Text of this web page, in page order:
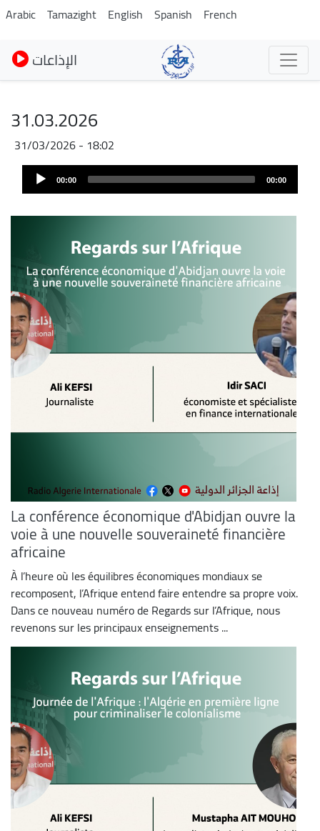
Skip
to
main
content
Arabic Tamazight English Spanish French
الإذاعات
31.03.2026
31/03/2026 - 18:02
Fichier
Audio
Player 00:00 00:00
La conférence économique d'Abidjan ouvre la
voie à une nouvelle souveraineté financière
africaine
À l’heure où les équilibres économiques mondiaux se
recomposent, l’Afrique entend faire entendre sa propre voix.
Dans ce nouveau numéro de Regards sur l’Afrique, nous
revenons sur les principaux enseignements ...